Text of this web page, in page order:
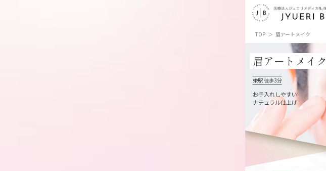
TOP 眉アートメイク
眉アートメイク
栄駅 徒歩3分
お手入れしやすい
ナチュラル仕上げ